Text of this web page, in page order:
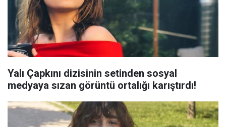
Yalı Çapkını dizisinin setinden sosyal
medyaya sızan görüntü ortalığı karıştırdı!